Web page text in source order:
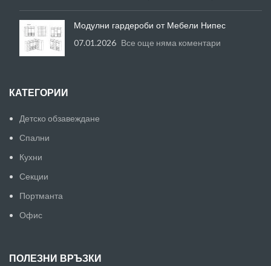
Модулни гардероби от Мебели Нипес
07.01.2026 Все още няма коментари
КАТЕГОРИИ
Детско обзавеждане
Спални
Кухни
Секции
Портманта
Офис
ПОЛЕЗНИ ВРЪЗКИ